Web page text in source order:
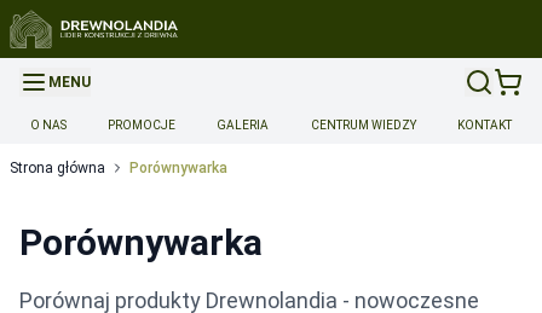
MENU
O NAS PROMOCJE GALERIA CENTRUM WIEDZY KONTAKT
Strona główna Porównywarka
Porównywarka
Porównaj produkty Drewnolandia - nowoczesne